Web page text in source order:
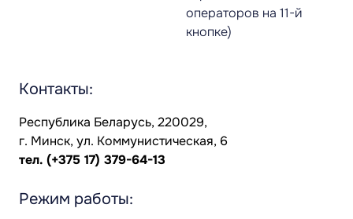
операторов на 11-й
кнопке)
Контакты:
Республика Беларусь, 220029,
г. Минск, ул. Коммунистическая, 6
тел. (+375 17) 379-64-13
Режим работы: